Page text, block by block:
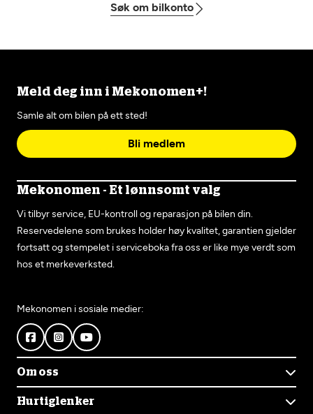
Søk om bilkonto
Meld deg inn i Mekonomen+!
Samle alt om bilen på ett sted!
Bli medlem
Mekonomen - Et lønnsomt valg
Vi tilbyr service, EU-kontroll og reparasjon på bilen din.
Reservedelene som brukes holder høy kvalitet, garantien gjelder
fortsatt og stempelet i serviceboka fra oss er like mye verdt som
hos et merkeverksted.
Mekonomen i sosiale medier:
Om oss
Om Mekonomen
Mekonomens historie
Hurtiglenker